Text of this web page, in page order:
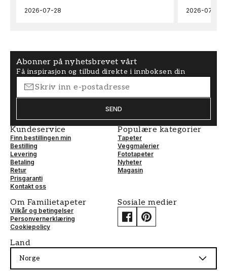
2026-07-28 2026-07-04
Abonner på nyhetsbrevet vårt
Få inspirasjon og tilbud direkte i innboksen din
SEND
Kundeservice
Finn bestillingen min
Bestilling
Levering
Betaling
Retur
Prisgaranti
Kontakt oss
Populære kategorier
Tapeter
Veggmalerier
Fototapeter
Nyheter
Magasin
Om Familietapeter
Vilkår og betingelser
Personvernerklæring
Cookiepolicy
Sosiale medier
Land
Norge